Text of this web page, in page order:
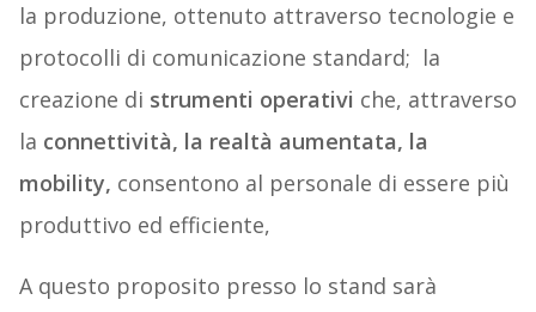
la produzione, ottenuto attraverso tecnologie e
protocolli di comunicazione standard; la
creazione di strumenti operativi che, attraverso
la connettività, la realtà aumentata, la
mobility, consentono al personale di essere più
produttivo ed efficiente,
A questo proposito presso lo stand sarà